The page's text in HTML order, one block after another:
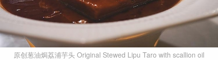
原创葱油焗荔浦芋头 Original Stewed Lipu Taro with scallion oil